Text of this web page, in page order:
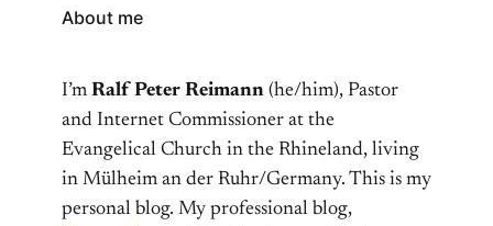
About me
I’m Ralf Peter Reimann (he/him), Pastor
and Internet Commissioner at the
Evangelical Church in the Rhineland, living
in Mülheim an der Ruhr/Germany. This is my
personal blog. My professional blog,